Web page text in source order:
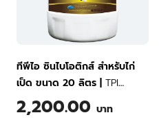
ทีพีไอ ซินไบโอติกส์ สำหรับไก่
เป็ด ขนาด 20 ลิตร
TPI
Synbiotics for Chicken and
Poultry 20 Liter
2,200.00 บาท